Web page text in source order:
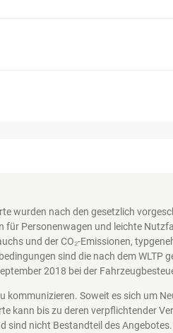
wurden nach den gesetzlich
Personenwagen und leichte
und der CO₂-Emissionen,
sind die nach dem
2018 bei der
kommunizieren. Soweit es sich um
kann bis zu deren verpflichtender
sind nicht Bestandteil des